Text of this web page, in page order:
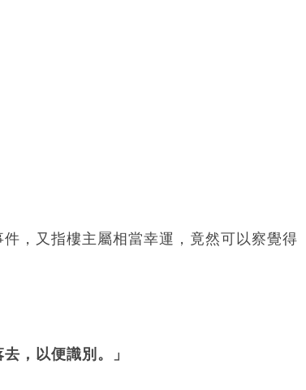
，又指樓主屬相當幸運，竟然可以察覺得
，以便識別。」